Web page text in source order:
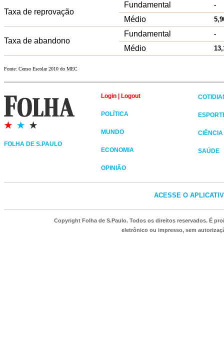
Taxa de reprovação
Fundamental -
Médio
Taxa de abandono
Fundamental -
Médio
Fonte: Censo Escolar 2010 do MEC
FOLHA DE S.PAULO
Login Logout
POLÍTICA
MUNDO
ECONOMIA
OPINIÃO
CIÊNCIA
SAÚDE
ACESSE O
Copyright Folha de S.Paulo. Todos os direitos reservados. É
eletrônico ou impresso, sem